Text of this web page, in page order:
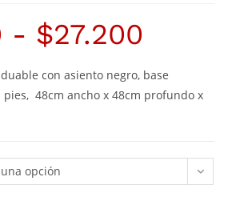
- $27.200
con asiento negro, base
pies, 48cm ancho x 48cm profundo x
opción